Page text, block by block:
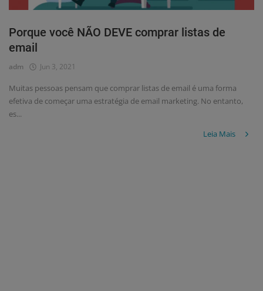
Porque você NÃO DEVE comprar listas de
email
adm Jun 3, 2021
Muitas pessoas pensam que comprar listas de email é uma forma
efetiva de começar uma estratégia de email marketing. No entanto,
es...
Leia Mais